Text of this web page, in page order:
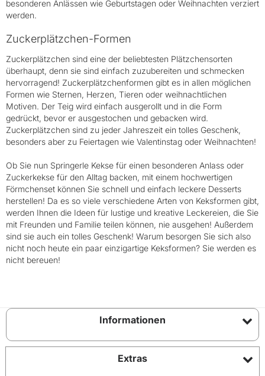
besonderen Anlässen wie Geburtstagen oder Weihnachten verziert
werden.
Zuckerplätzchen-Formen
Zuckerplätzchen sind eine der beliebtesten Plätzchensorten
überhaupt, denn sie sind einfach zuzubereiten und schmecken
hervorragend! Zuckerplätzchenformen gibt es in allen möglichen
Formen wie Sternen, Herzen, Tieren oder weihnachtlichen
Motiven. Der Teig wird einfach ausgerollt und in die Form
gedrückt, bevor er ausgestochen und gebacken wird.
Zuckerplätzchen sind zu jeder Jahreszeit ein tolles Geschenk,
besonders aber zu Feiertagen wie Valentinstag oder Weihnachten!
Ob Sie nun Springerle Kekse für einen besonderen Anlass oder
Zuckerkekse für den Alltag backen, mit einem hochwertigen
Förmchenset können Sie schnell und einfach leckere Desserts
herstellen! Da es so viele verschiedene Arten von Keksformen gibt,
werden Ihnen die Ideen für lustige und kreative Leckereien, die Sie
mit Freunden und Familie teilen können, nie ausgehen! Außerdem
sind sie auch ein tolles Geschenk! Warum besorgen Sie sich also
nicht noch heute ein paar einzigartige Keksformen? Sie werden es
nicht bereuen!
Informationen
Extras